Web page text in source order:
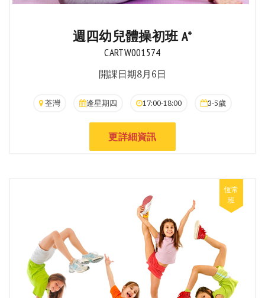
週四幼兒體操初班 A*
CARTW001574
開課日期8月6日
荃灣 逢星期四 17:00-18:00 3-5歲
更詳細資訊